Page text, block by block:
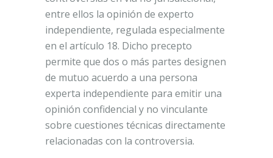
entre ellos la opinión de experto
independiente, regulada especialmente
en el artículo 18. Dicho precepto
permite que dos o más partes designen
de mutuo acuerdo a una persona
experta independiente para emitir una
opinión confidencial y no vinculante
sobre cuestiones técnicas directamente
relacionadas con la controversia.